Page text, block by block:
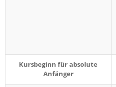
Kursbeginn für absolute
Anfänger